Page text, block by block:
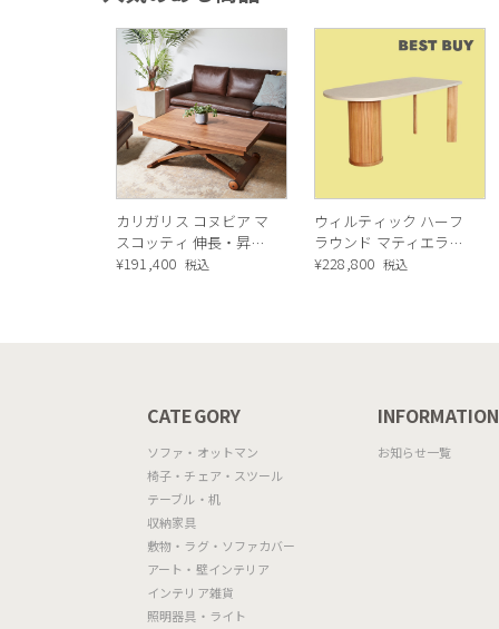
カリガリス コヌビア マ
スコッティ 伸長・昇降
式テーブル ／ Calligaris
¥191,400 税込
ウィルティック ハーフ
ラウンド マティエラ塗
装 ダイニングテーブル
¥228,800 税込
CATEGORY
ソファ・オットマン
椅子・チェア・スツール
テーブル・机
収納家具
敷物・ラグ・ソファカバー
アート・壁インテリア
インテリア雑貨
照明器具・ライト
INFORMATION
お知らせ一覧